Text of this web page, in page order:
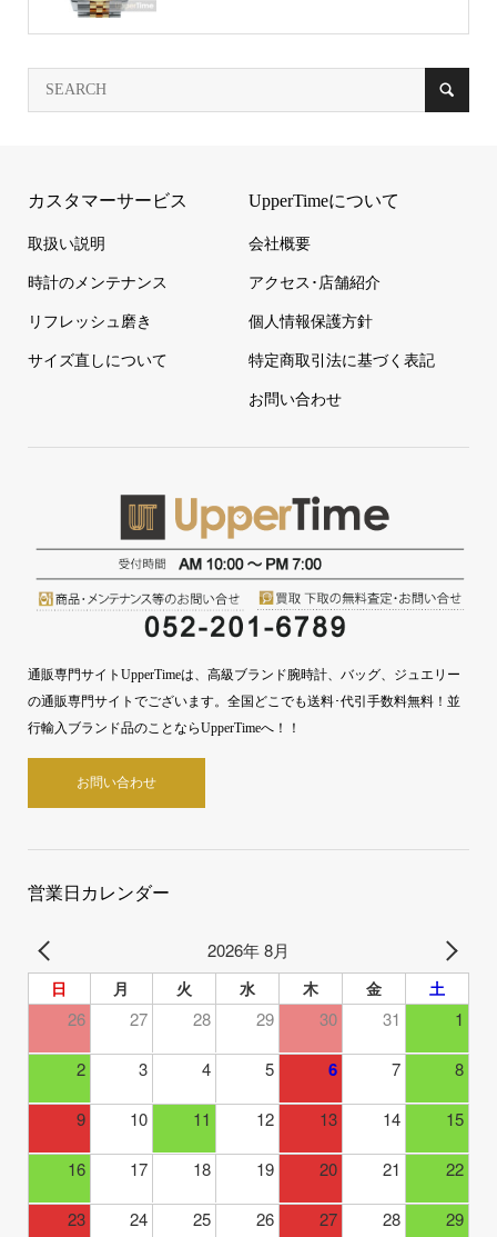
カスタマーサービス
取扱い説明
時計のメンテナンス
リフレッシュ磨き
サイズ直しについて
UpperTimeについて
会社概要
アクセス･店舗紹介
個人情報保護方針
特定商取引法に基づく表記
お問い合わせ
通販専門サイトUpperTimeは、高級ブランド腕時計、バッグ、ジュエリー
の通販専門サイトでございます。全国どこでも送料･代引手数料無料！並
行輸入ブランド品のことならUpperTimeへ！！
お問い合わせ
営業日カレンダー
2026年 8月
日 月 火 水 木 金 土
26 27 28 29 30 31 1
2 3 4 5 6 7 8
9 10 11 12 13 14 15
16 17 18 19 20 21 22
23 24 25 26 27 28 29